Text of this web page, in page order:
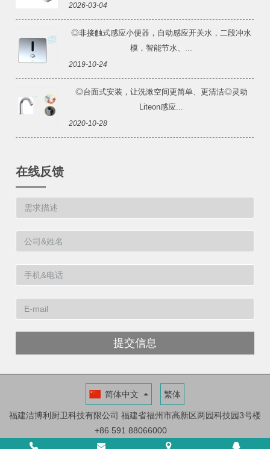
2026-03-04
◎非接触式感应小便器，自动感应开关水，二段冲水
模，智能节水、...
2019-10-24
◎台面式安装，让洗漱空间更简单、更清洁◎灵动
Liteon感应...
2020-10-28
在线反馈
提交信息
简体中文 繁体
福建洁博利厨卫科技有限公司 福建省福州市高新区两园科技园3号楼
+86 591 88066000
ICP证：闽ICP备11014546号-6